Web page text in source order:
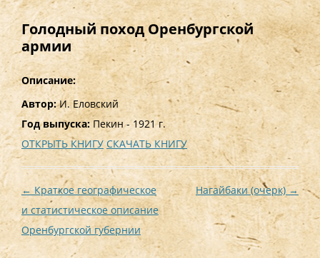
Голодный поход Оренбургской
армии
Описание:
Автор:И. Еловский
Год выпуска: Пекин - 1921 г.
ОТКРЫТЬ КНИГУ СКАЧАТЬ КНИГУ
Навигация
по
записям
← Краткое географическое
и статистическое описание
Оренбургской губернии
Нагайбаки (очерк)→